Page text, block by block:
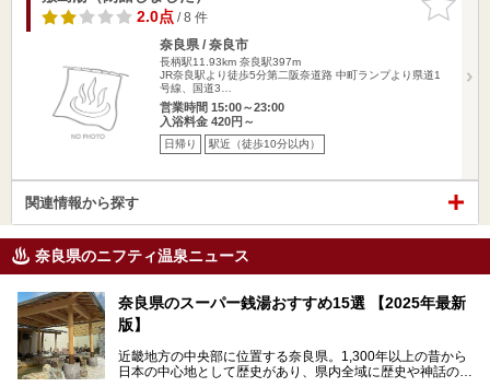
りに追加
2.0点/ 8 件
奈良県 / 奈良市
長柄駅11.93km 奈良駅397m
JR奈良駅より徒歩5分第二阪奈道路 中町ランプより県道1
号線、国道3…
営業時間 15:00～23:00
入浴料金 420円～
日帰り 駅近（徒歩10分以内）
関連情報から探す
奈良県のニフティ温泉ニュース
奈良県のスーパー銭湯おすすめ15選 【2025年最新
版】
近畿地方の中央部に位置する奈良県。1,300年以上の昔から
日本の中心地として歴史があり、県内全域に歴史や神話の舞